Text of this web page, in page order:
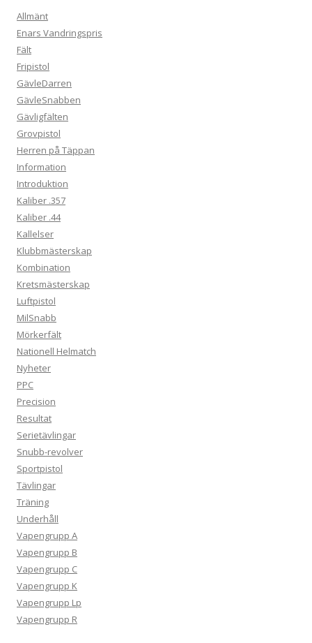
Allmänt
Enars Vandringspris
Fält
Fripistol
GävleDarren
GävleSnabben
Gävligfälten
Grovpistol
Herren på Täppan
Information
Introduktion
Kaliber .357
Kaliber .44
Kallelser
Klubbmästerskap
Kombination
Kretsmästerskap
Luftpistol
MilSnabb
Mörkerfält
Nationell Helmatch
Nyheter
PPC
Precision
Resultat
Serietävlingar
Snubb-revolver
Sportpistol
Tävlingar
Träning
Underhåll
Vapengrupp A
Vapengrupp B
Vapengrupp C
Vapengrupp K
Vapengrupp Lp
Vapengrupp R